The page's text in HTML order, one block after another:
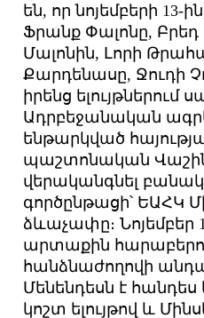
են, որ նոյեմբերի 13-
Ֆրանք Փալոնը,
Մալոնին, Լորի
Քարդենասը, Ջուդի
իրենց ելույթներում
Ադրբեջանական
ենթարկված
պաշտոնական
վերականգնել
գործընթացի՝ ԵԱՀԿ
ձևաչափը։ Նոյեմբեր
արտաքին
հանձնաժողովի
Մենենդեսն է
կոշտ ելույթով և